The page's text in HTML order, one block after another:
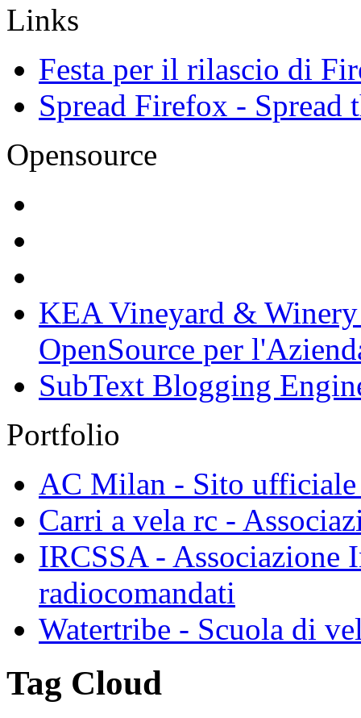
Links
Festa per il rilascio di
Spread Firefox - Spread
Opensource
KEA Vineyard &
OpenSource per
SubText Blogging
Portfolio
AC Milan - Sito
Carri a vela rc -
IRCSSA - Associazione
radiocomandati
Watertribe - Scuola di
Tag Cloud